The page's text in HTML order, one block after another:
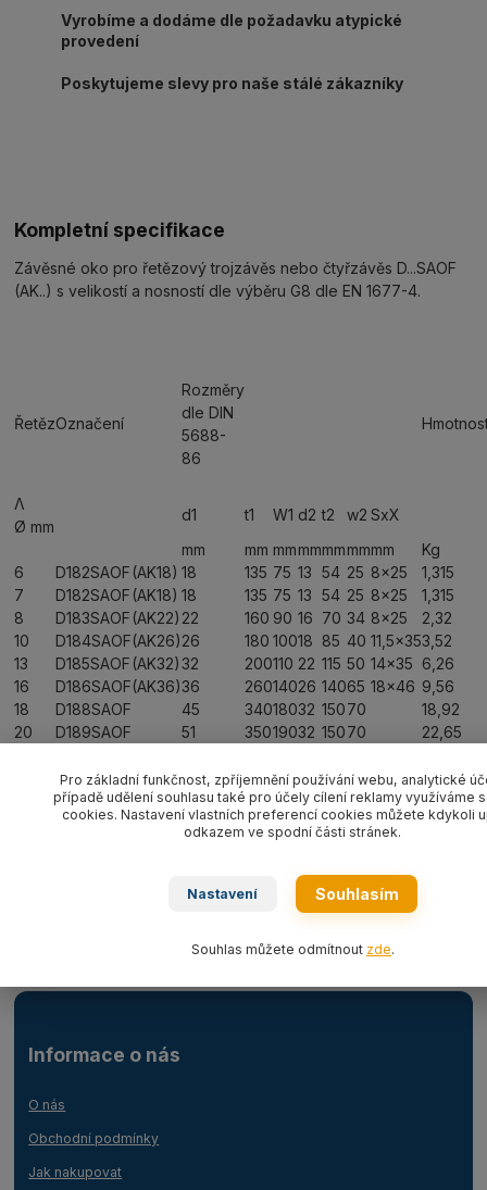
Vyrobíme a dodáme dle požadavku atypické
provedení
Poskytujeme slevy pro naše stálé zákazníky
Kompletní specifikace
Závěsné oko pro řetězový trojzávěs nebo čtyřzávěs D...SAOF
(AK..) s velikostí a nosností dle výběru G8 dle EN 1677-4.
ŘetězOznačení
Rozměry
dle DIN
5688-
86
Λ
Ø mm
d1 t1 W1 d2 t2 w2 SxX
mm
mm mmmmmmmmmm
Kg
6
7
8
10
13
16
18
20
D182SAOF
D182SAOF
D183SAOF
D184SAOF
D185SAOF
D186SAOF
D188SAOF
D189SAOF
(AK18)
(AK18)
(AK22)
(AK26)
(AK32)
(AK36)
18
18
22
26
32
36
45
51
135
135
160
180
200
260
340
350
75
75
90
100
110
140
180
190
13
13
16
18
22
26
32
32
54
54
70
85
115
140
150
150
25
25
34
40
50
65
70
70
8x25
8x25
8x25
11,5x35
14x35
18x46
1,315
1,315
2,32
3,52
6,26
9,56
18,92
22,65
Zboží zařazeno v kategoriích
Příslušenství/náhradní díly CARTEC G8
Informace o nás
O nás
Obchodní podmínky
Jak nakupovat
Pro základní funkčnost, zpříjemnění používání webu, analytické
případě udělení souhlasu také pro účely cílení reklamy využíváme
cookies. Nastavení vlastních preferencí cookies můžete kdykoli
odkazem ve spodní části stránek.
Nastavení Souhlasím
Souhlas můžete odmítnout zde.